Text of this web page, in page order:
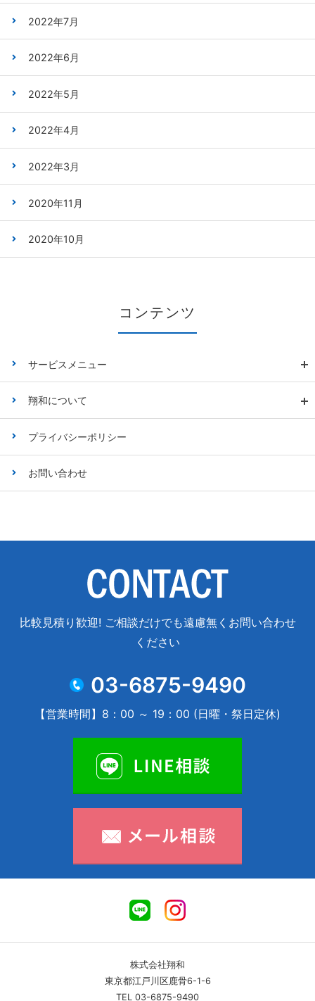
2022年7月
2022年6月
2022年5月
2022年4月
2022年3月
2020年11月
2020年10月
コンテンツ
サービスメニュー
翔和について
プライバシーポリシー
お問い合わせ
比較見積り歓迎! ご相談だけでも遠慮無くお問い合わせ
ください
03-6875-9490
【営業時間】8：00 ～ 19：00 (日曜・祭日定休)
株式会社翔和
東京都江戸川区鹿骨6-1-6
TEL 03-6875-9490